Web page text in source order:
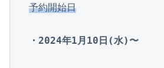
予約開始日
・2024年1月10日(水)〜